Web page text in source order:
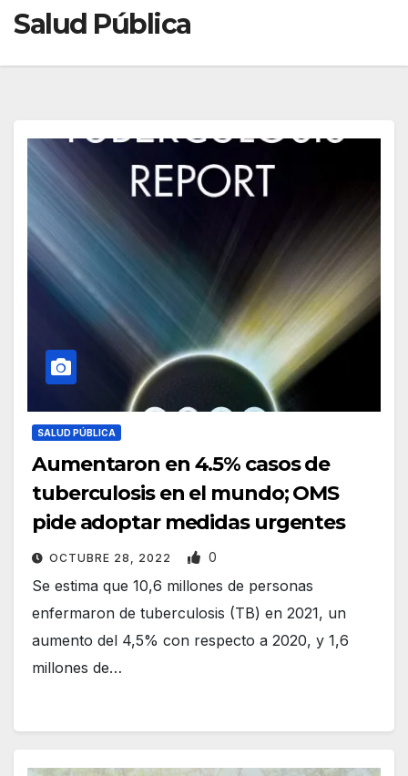
Salud Pública
SALUD PÚBLICA
Aumentaron en 4.5% casos de
tuberculosis en el mundo; OMS
pide adoptar medidas urgentes
OCTUBRE 28, 2022 0
Se estima que 10,6 millones de personas
enfermaron de tuberculosis (TB) en 2021, un
aumento del 4,5% con respecto a 2020, y 1,6
millones de…